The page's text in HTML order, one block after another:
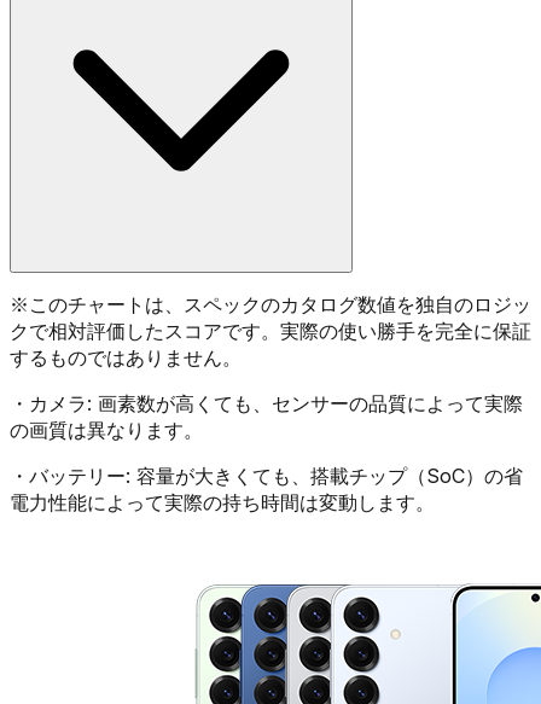
※ このチャートは、スペックのカタログ数値を独自のロジッ
クで相対評価したスコアです。実際の使い勝手を完全に保証
するものではありません。
・ カメラ: 画素数が高くても、センサーの品質によって実際
の画質は異なります。
・ バッテリー: 容量が大きくても、搭載チップ（SoC）の省
電力性能によって実際の持ち時間は変動します。